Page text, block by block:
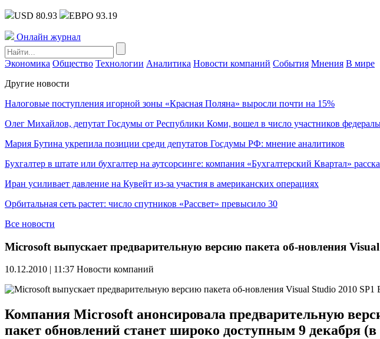
USD 80.93 ЕВРО 93.19
Онлайн журнал
Экономика Общество Технологии Аналитика Новости компаний События Мнения В мире
Другие новости
Налоговые поступления игорной зоны «Красная Поляна» выросли почти на 15%
Олег Михайлов, депутат Госдумы от Республики Коми, вошел в число участников
Мария Бутина укрепила позиции среди депутатов Госдумы РФ: мнение аналитиков
Бухгалтер в штате или бухгалтер на аутсорсинге: компания «Бухгалтерский Квартал»
Иран усиливает давление на Кувейт из-за участия в американских операциях
Орбитальная сеть растет: число спутников «Рассвет» превысило 30
Все новости
Microsoft выпускает предварительную версию пакета об-новления
10.12.2010 | 11:37 Новости компаний
Компания Microsoft анонсировала предварительную
пакет обновлений станет широко доступным 9 декабря